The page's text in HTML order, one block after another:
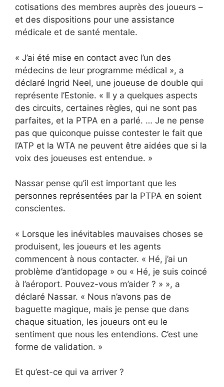
cotisations des membres auprès des joueurs –
et des dispositions pour une assistance
médicale et de santé mentale.
« J’ai été mise en contact avec l’un des
médecins de leur programme médical », a
déclaré Ingrid Neel, une joueuse de double qui
représente l’Estonie. « Il y a quelques aspects
des circuits, certaines règles, qui ne sont pas
parfaites, et la PTPA en a parlé. … Je ne pense
pas que quiconque puisse contester le fait que
l’ATP et la WTA ne peuvent être aidées que si la
voix des joueuses est entendue. »
Nassar pense qu’il est important que les
personnes représentées par la PTPA en soient
conscientes.
« Lorsque les inévitables mauvaises choses se
produisent, les joueurs et les agents
commencent à nous contacter. « Hé, j’ai un
problème d’antidopage » ou « Hé, je suis coincé
à l’aéroport. Pouvez-vous m’aider ? » », a
déclaré Nassar. « Nous n’avons pas de
baguette magique, mais je pense que dans
chaque situation, les joueurs ont eu le
sentiment que nous les entendions. C’est une
forme de validation. »
Et qu’est-ce qui va arriver ?